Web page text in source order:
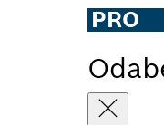
PRO